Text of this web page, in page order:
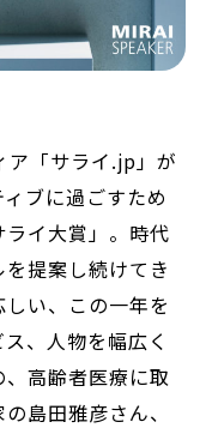
ア「サライ.jp」が
ブに過ごすため
イ大賞」。時代
提案し続けてき
い、この一年を
、人物を幅広く
高齢者医療に取
島田雅彦さん、